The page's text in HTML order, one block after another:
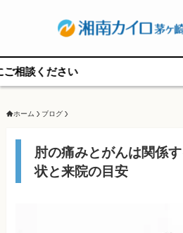
ホーム ブログ
肘の痛みとがんは関係
状と来院の目安